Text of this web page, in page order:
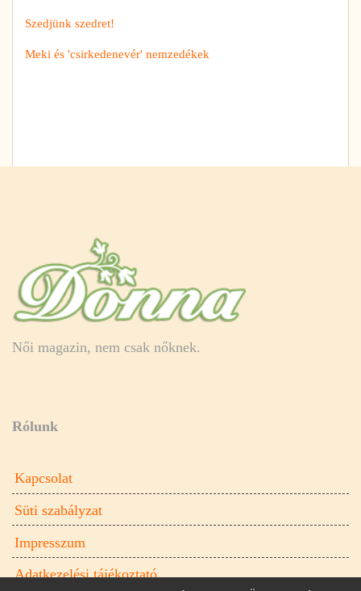
Szedjünk szedret!
Meki és 'csirkedenevér' nemzedékek
Női magazin, nem csak nőknek.
Rólunk
Kapcsolat
Süti szabályzat
Impresszum
Adatkezelési tájékoztató